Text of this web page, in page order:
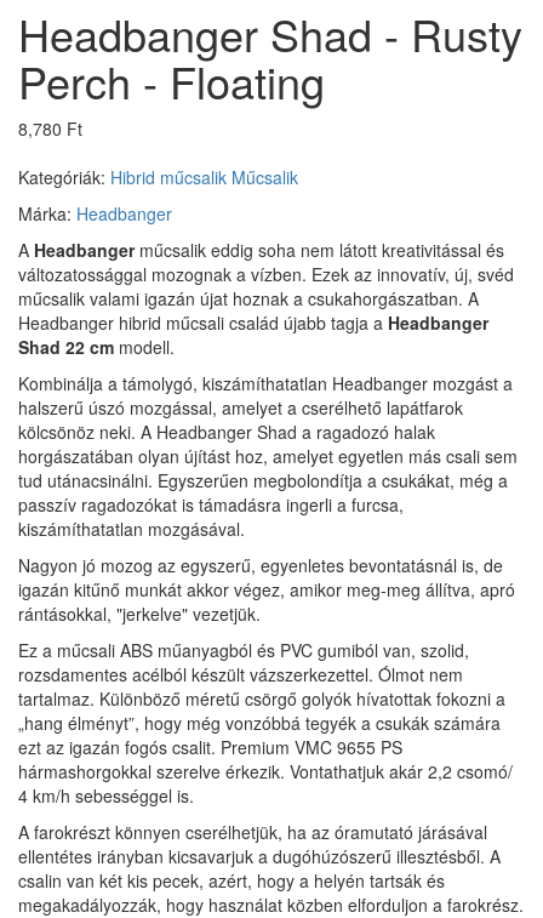
Headbanger Shad - Rusty
Perch - Floating
8,780 Ft
Kategóriák: Hibrid műcsalik Műcsalik
Márka: Headbanger
A Headbangerműcsalik eddig soha nem látott kreativitással és
változatossággal mozognak a vízben. Ezek az innovatív, új, svéd
műcsalik valami igazán újat hoznak a csukahorgászatban. A
Headbanger hibrid műcsali család újabb tagja a Headbanger
Shad 22 cm modell.
Kombinálja a támolygó, kiszámíthatatlan Headbanger mozgást a
halszerű úszó mozgással, amelyet a cserélhető lapátfarok
kölcsönöz neki. A Headbanger Shad a ragadozó halak
horgászatában olyan újítást hoz, amelyet egyetlen más csali sem
tud utánacsinálni. Egyszerűen megbolondítja a csukákat, még a
passzív ragadozókat is támadásra ingerli a furcsa,
kiszámíthatatlan mozgásával.
Nagyon jó mozog az egyszerű, egyenletes bevontatásnál is, de
igazán kitűnő munkát akkor végez, amikor meg-meg állítva, apró
rántásokkal, "jerkelve" vezetjük.
Ez a műcsali ABS műanyagból és PVC gumiból van, szolid,
rozsdamentes acélból készült vázszerkezettel. Ólmot nem
tartalmaz. Különböző méretű csörgő golyók hívatottak fokozni a
„hang élményt”, hogy még vonzóbbá tegyék a csukák számára
ezt az igazán fogós csalit. Premium VMC 9655 PS
hármashorgokkal szerelve érkezik. Vontathatjuk akár 2,2 csomó/
4 km/h sebességgel is.
A farokrészt könnyen cserélhetjük, ha az óramutató járásával
ellentétes irányban kicsavarjuk a dugóhúzószerű illesztésből. A
csalin van két kis pecek, azért, hogy a helyén tartsák és
megakadályozzák, hogy használat közben elforduljon a farokrész.